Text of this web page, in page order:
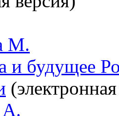
М.
и будущее
А.